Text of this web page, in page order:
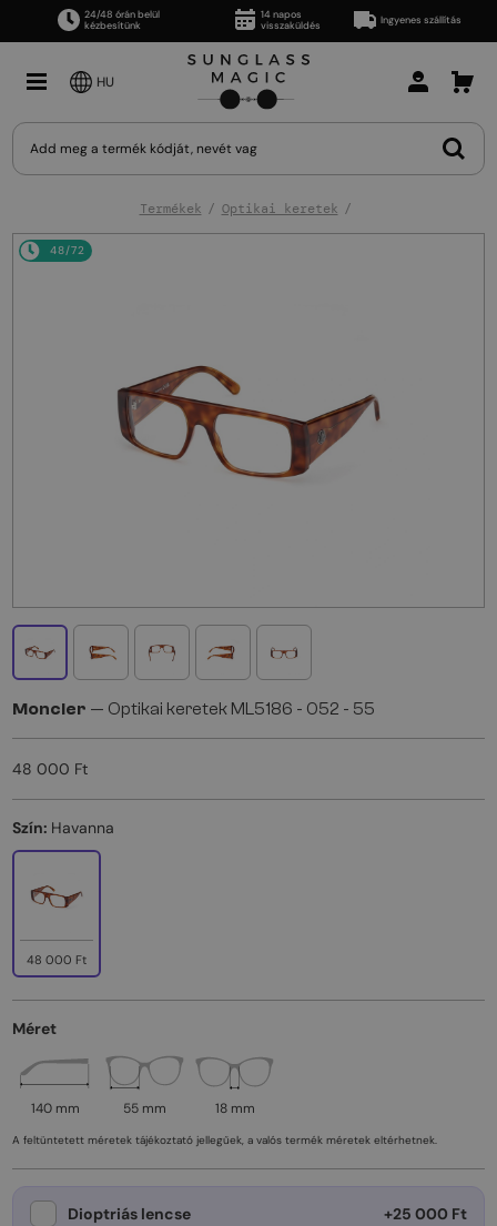
24/48 órán belül
kézbesítünk
14 napos
visszaküldés
Ingyenes szállítás
HU
Termékek Optikai keretek
48/72
Moncler — Optikai keretek ML5186 - 052 - 55
48 000 Ft
Szín: Havanna
48 000 Ft
Méret
140 mm 55 mm 18 mm
A feltüntetett méretek tájékoztató jellegűek, a valós termék méretek eltérhetnek.
Dioptriás lencse +25 000 Ft